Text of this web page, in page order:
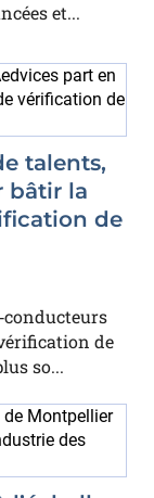
et...
talents,
bâtir la
de
de
so...